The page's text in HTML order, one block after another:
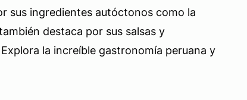
sus ingredientes autóctonos como la
destaca por sus salsas y
la increíble gastronomía peruana y